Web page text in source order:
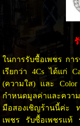
ในการรับซื้อเพชร ก
เรียกว่า 4Cs ได้แก่
(ความใส) และ
กำหนดมูลค่าและควา
มือสองเชิญร้านนี้ค่ะ
เพชร รับซื้อเพชรแท้